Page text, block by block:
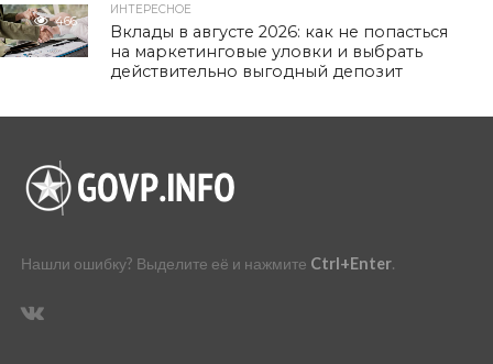
466
ИНТЕРЕСНОЕ
Вклады в августе 2026: как не попасться
на маркетинговые уловки и выбрать
действительно выгодный депозит
Нашли ошибку? Выделите её и нажмите Ctrl+Enter.